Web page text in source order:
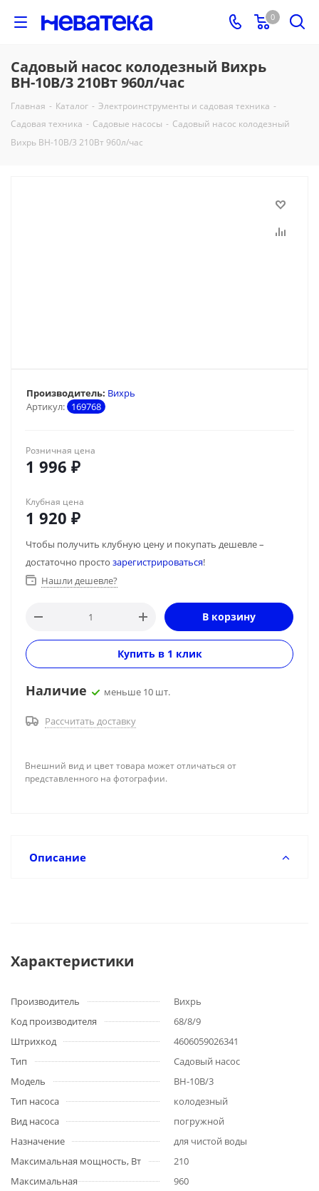
0
Садовый насос колодезный Вихрь
ВН-10В/3 210Вт 960л/час
Главная - Каталог - Электроинструменты и садовая техника -
Садовая техника - Садовые насосы - Садовый насос колодезный
Вихрь ВН-10В/3 210Вт 960л/час
Артикул: 169768
Производитель: Вихрь
Розничная цена
1 996 ₽
Клубная цена
1 920 ₽
Чтобы получить клубную цену и покупать дешевле –
достаточно просто зарегистрироваться!
Нашли дешевле?
В корзину
Купить в 1 клик
Наличие меньше 10 шт.
Рассчитать доставку
Внешний вид и цвет товара может отличаться от
представленного на фотографии.
Описание
Характеристики
Производитель
Вихрь
Код производителя
68/8/9
Штрихкод
4606059026341
Тип
Садовый насос
Модель
ВН-10В/3
Тип насоса
колодезный
Вид насоса
погружной
Назначение
для чистой воды
Максимальная мощность, Вт
210
Максимальная
960